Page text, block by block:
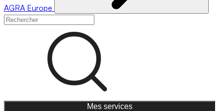
AGRA Europe
Mes services